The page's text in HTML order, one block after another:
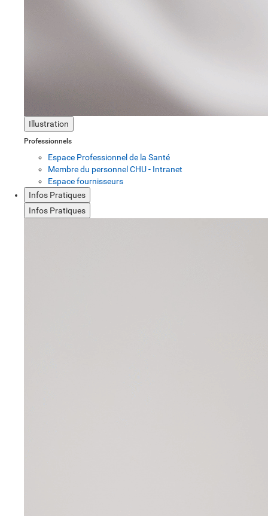
Illustration
Professionnels
Espace Professionnel de la Santé
Membre du personnel CHU - Intranet
Espace fournisseurs
Infos Pratiques
Infos Pratiques